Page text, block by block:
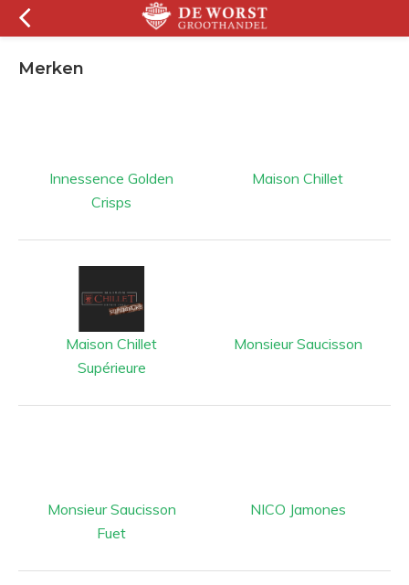
Merken
Innessence Golden
Crisps
Maison Chillet
Maison Chillet
Supérieure
Monsieur Saucisson
Monsieur Saucisson
Fuet
NICO Jamones